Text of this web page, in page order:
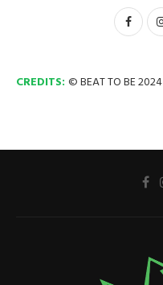
CREDITS: © BEAT TO BE 2024